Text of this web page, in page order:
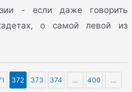
- если даже говорить
о самой левой из
372 373 374 … 400 …